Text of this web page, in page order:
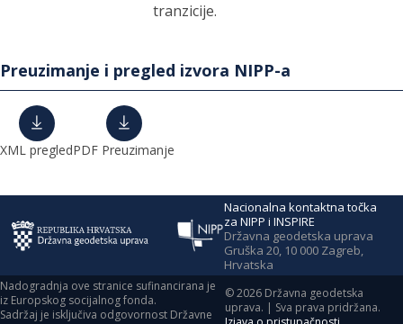
tranzicije.
Preuzimanje i pregled izvora NIPP-a
XML pregledPDF Preuzimanje
Nacionalna kontaktna točka
za NIPP i INSPIRE
Državna geodetska uprava
Gruška 20, 10 000 Zagreb,
Hrvatska
Nadogradnja ove stranice sufinancirana je
iz Europskog socijalnog fonda.
Sadržaj je isključiva odgovornost Državne
©2026 Državna geodetska
uprava. | Sva prava pridržana.